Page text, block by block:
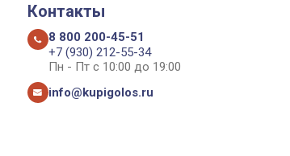
Контакты
8 800 200-45-51
+7 (930) 212-55-34
Пн - Пт с 10:00 до 19:00
info@kupigolos.ru